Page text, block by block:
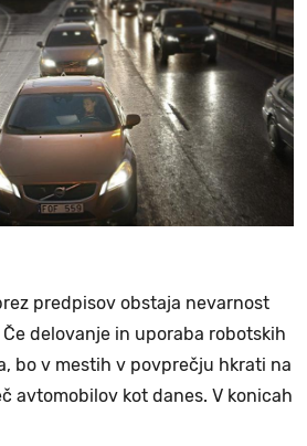
predpisov obstaja nevarnost
delovanje in uporaba robotskih
bo v mestih v povprečju hkrati na
avtomobilov kot danes. V konicah